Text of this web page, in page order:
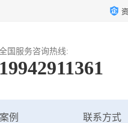
国服务咨询热线:
19942911361
例 联系方式